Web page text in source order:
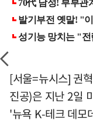
[서울=뉴시스] 권
진공)은 지난 2일
'뉴욕 K-테크 데모